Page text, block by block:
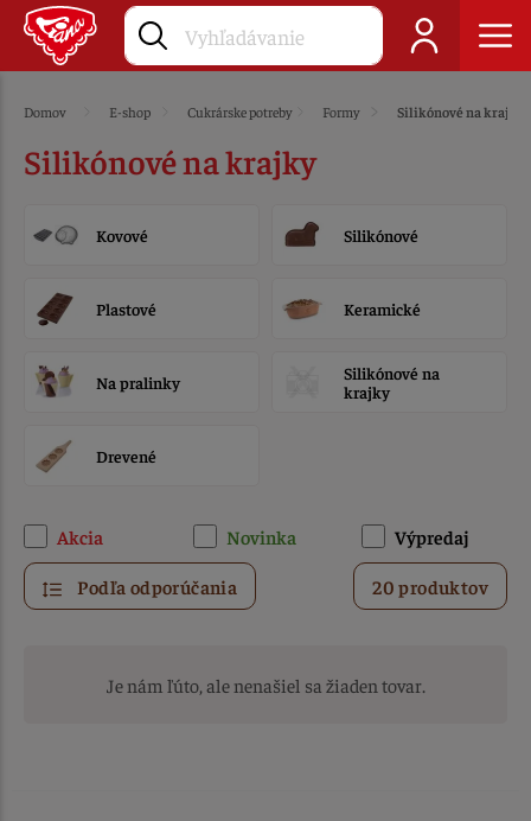
Domov E-shop Cukrárske potreby Formy Silikónové na krajky
Silikónové na krajky
Kovové Silikónové
Plastové Keramické
Na pralinky
Silikónové na
krajky
Drevené
Akcia Novinka Výpredaj
Podľa odporúčania 20 produktov
Je nám ľúto, ale nenašiel sa žiaden tovar.